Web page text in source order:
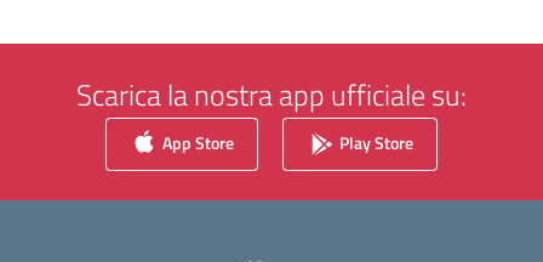
Scarica la nostra app ufficiale su:
App Store Play Store